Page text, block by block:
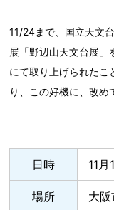
11/24まで、国立天文
展「野辺山天文台展
にて取り上げられたこ
り、この好機に、改め
日時 11
場所 大